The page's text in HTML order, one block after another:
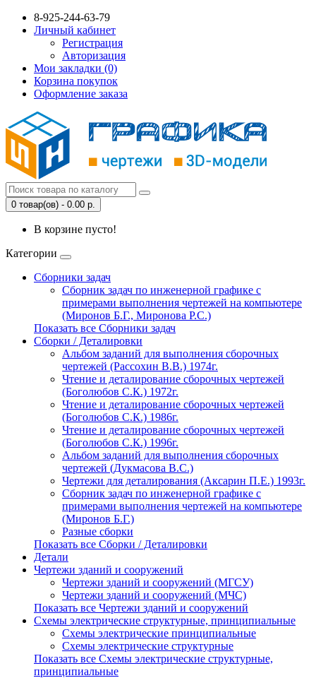
8-925-244-63-79
Личный кабинет
Регистрация
Авторизация
Мои закладки (0)
Корзина покупок
Оформление заказа
0 товар(ов) - 0.00 р.
В корзине пусто!
Категории
Сборники задач
Сборник задач по инженерной графике с
примерами выполнения чертежей на компьютере
(Миронов Б.Г., Миронова Р.С.)
Показать все Сборники задач
Сборки / Деталировки
Альбом заданий для выполнения сборочных
чертежей (Рассохин В.В.) 1974г.
Чтение и деталирование сборочных чертежей
(Боголюбов С.К.) 1972г.
Чтение и деталирование сборочных чертежей
(Боголюбов С.К.) 1986г.
Чтение и деталирование сборочных чертежей
(Боголюбов С.К.) 1996г.
Альбом заданий для выполнения сборочных
чертежей (Дукмасова В.С.)
Чертежи для деталирования (Аксарин П.Е.) 1993г.
Сборник задач по инженерной графике с
примерами выполнения чертежей на компьютере
(Миронов Б.Г.)
Разные сборки
Показать все Сборки / Деталировки
Детали
Чертежи зданий и сооружений
Чертежи зданий и сооружений (МГСУ)
Чертежи зданий и сооружений (МЧС)
Показать все Чертежи зданий и сооружений
Схемы электрические структурные, принципиальные
Схемы электрические принципиальные
Схемы электрические структурные
Показать все Схемы электрические структурные,
принципиальные